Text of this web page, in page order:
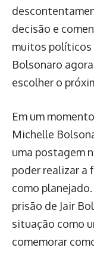
decisão e
muitos políticos
Bolsonaro
escolher o
Em um
Michelle
uma postagem
poder realizar a
como
prisão de Jair
situação como
comemorar